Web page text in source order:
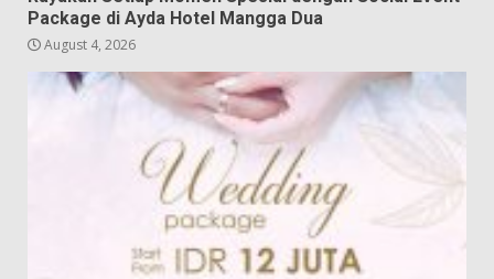
Package di Ayda Hotel Mangga Dua
August 4, 2026